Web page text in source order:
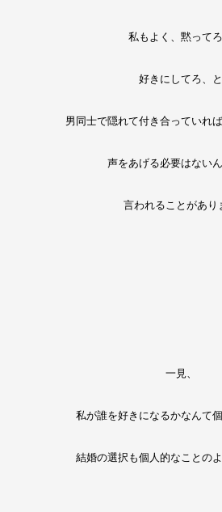
私もよく、黙ってろ
好きにしてろ、と
男同士で隠れて付き合っていれ
声をあげる必要はない
言われることがあり
一見、
私が誰を好きになるかなんて
結婚の選択も個人的なことの